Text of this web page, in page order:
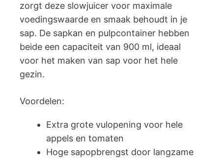
zorgt deze slowjuicer voor maximale
voedingswaarde en smaak behoudt in je
sap. De sapkan en pulpcontainer hebben
beide een capaciteit van 900 ml, ideaal
voor het maken van sap voor het hele
gezin.
Voordelen:
Extra grote vulopening voor hele
appels en tomaten
Hoge sapopbrengst door langzame